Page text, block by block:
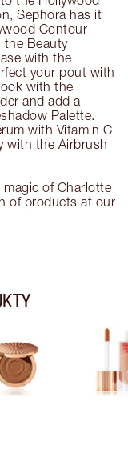
Sephora has it
Contour
the Beauty
with the
your pout with
with the
and add a
Palette.
with Vitamin C
with the Airbrush
magic of Charlotte
of products at our